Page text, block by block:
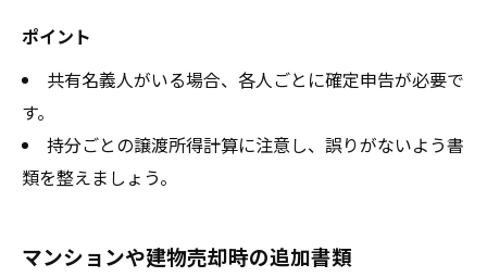
ポイント
共有名義人がいる場合、各人ごとに確定申告が必要で
す。
持分ごとの譲渡所得計算に注意し、誤りがないよう書
類を整えましょう。
マンションや建物売却時の追加書類